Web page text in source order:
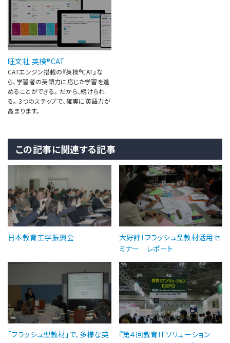
旺文社 英検®CAT
CATエンジン搭載の『英検®CAT』な
ら、学習者の英語力に応じた学習を進
めることができる。 だから、続けられ
る。 3つのステップで、確実に英語力が
高まります。
この記事に関連する記事
日本教育工学振興会
大好評！フラッシュ型教材活用セ
ミナー レポート
「フラッシュ型教材」で、多様な英
『第４回教育ITソリューション